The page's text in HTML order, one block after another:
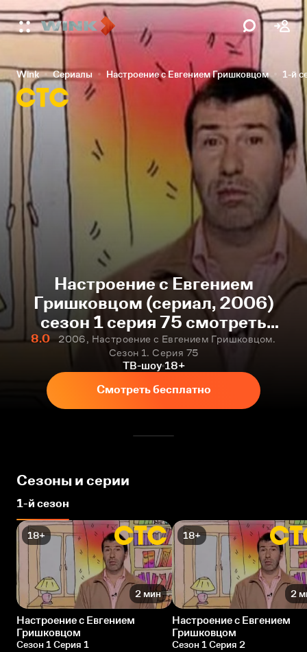
Wink Сериалы Настроение с Евгением Гришковцом 1-й
Настроение с Евгением
Гришковцом (сериал, 2006)
сезон 1 серия 75 смотреть
онлайн бесплатно
8.0
2006, Настроение с Евгением Гришковцом.
Сезон 1. Серия 75
ТВ-шоу 18+
Смотреть бесплатно
Сезоны и серии
1-й сезон
18+
2 мин
Настроение с Евгением
Гришковцом
Сезон 1 Серия 1
18+
2
Настроение с Евгением
Гришковцом
Сезон 1 Серия 2